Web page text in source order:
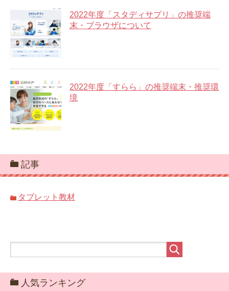
2022年度「スタディサプリ」の推奨端
末・ブラウザについて
2022年度「すらら」の推奨端末・推奨環
境
記事
タブレット教材
人気ランキング